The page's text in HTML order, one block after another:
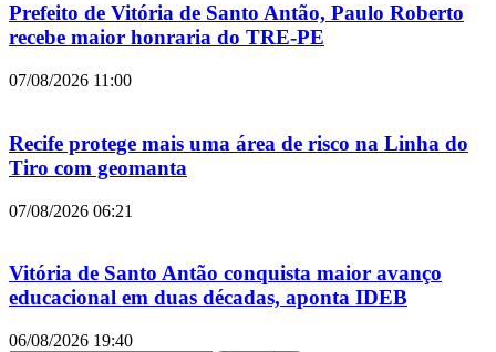
Prefeito de Vitória de Santo Antão, Paulo Roberto
recebe maior honraria do TRE-PE
07/08/2026 11:00
Recife protege mais uma área de risco na Linha do
Tiro com geomanta
07/08/2026 06:21
Vitória de Santo Antão conquista maior avanço
educacional em duas décadas, aponta IDEB
06/08/2026 19:40